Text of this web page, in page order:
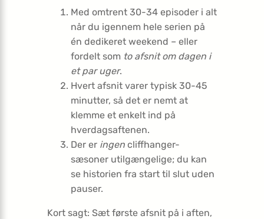
Med omtrent 30-34 episoder i alt
når du igennem hele serien på
én dedikeret weekend – eller
fordelt som to afsnit om dagen i
et par uger.
Hvert afsnit varer typisk 30-45
minutter, så det er nemt at
klemme et enkelt ind på
hverdagsaftenen.
Der er ingen cliffhanger-
sæsoner utilgængelige; du kan
se historien fra start til slut uden
pauser.
Kort sagt: Sæt første afsnit på i aften,